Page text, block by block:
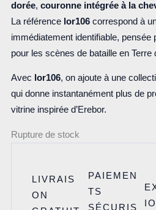
dorée, couronne intégrée à la
La référence lor106correspond à
immédiatement identifiable, pensée
pour les scènes de bataille en Terre
Avec lor106, on ajoute à une
qui donne instantanément plus de
vitrine inspirée d’Erebor.
Rupture de stock
LIVRAIS
ON
PAIEMEN
TS
SÉCURIS